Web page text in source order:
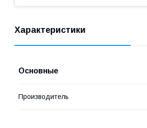
Характеристики
Основные
Производитель